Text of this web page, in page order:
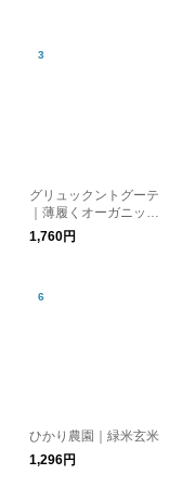
グリュックントグーテ
｜薄履くオーガニック
コットン
1,760円
ひかり農園｜緑米玄米
1,296円